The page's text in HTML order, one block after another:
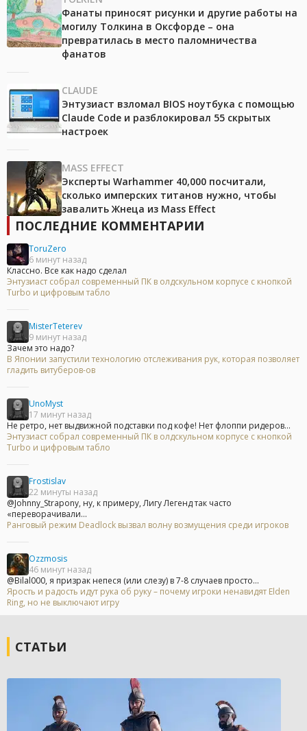
Фанаты приносят рисунки и другие работы на
могилу Толкина в Оксфорде – она
превратилась в место паломничества
фанатов
CLAUDE
Энтузиаст взломал BIOS ноутбука с помощью
Claude Code и разблокировал 55 скрытых
настроек
MASS EFFECT
Эксперты Warhammer 40,000 посчитали,
сколько имперских титанов нужно, чтобы
завалить Жнеца из Mass Effect
ПОСЛЕДНИЕ КОММЕНТАРИИ
ToruZero
6 минут назад
Классно. Все как надо сделал
Энтузиаст собрал современный ПК в олдскульном корпусе с кнопкой
Turbo и цифровым табло
MisterTeterev
9 минут назад
Зачем это надо?
В Японии запустили технологию отслеживания рук, которая позволяет
гладить витуберов-ов
UnoMyst
17 минут назад
Не ретро, нет выдвижной подставки под кофе! Нет флоппи ридеров...
Энтузиаст собрал современный ПК в олдскульном корпусе с кнопкой
Turbo и цифровым табло
Frostislav
22 минуты назад
@Johnny_Strapony, ну, к примеру, Лигу Легенд так часто
«переворачивали...
Ранговый режим Deadlock вызвал волну возмущения среди игроков
Ozzmosis
46 минут назад
@Bilal000, я призрак непеся (или слезу) в 7-8 случаев просто...
Ярость и радость идут рука об руку – почему игроки ненавидят Elden
Ring, но не выключают игру
СТАТЬИ